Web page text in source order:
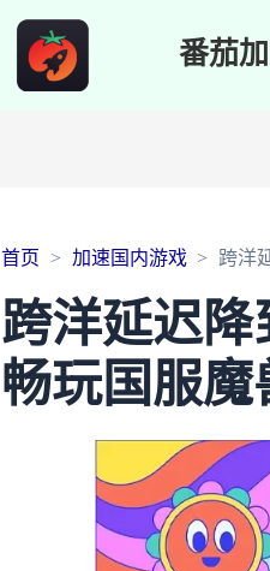
番茄
首页 加速国内游戏 跨洋
跨洋延迟降
畅玩国服魔